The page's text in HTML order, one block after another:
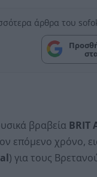
άρθρα του
βραβεία BRIT
επόμενο χρόνο,
) για τους